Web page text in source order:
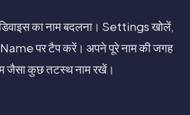
का नाम बदलना। Settings खोलें,
पर टैप करें। अपने पूरे नाम की जगह
जैसा कुछ तटस्थ नाम रखें।